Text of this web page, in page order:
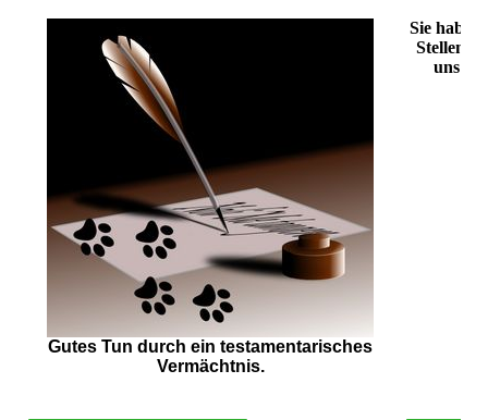
Gutes Tun durch ein testamentarisches
Vermächtnis.
Sie haben
Stellen
uns